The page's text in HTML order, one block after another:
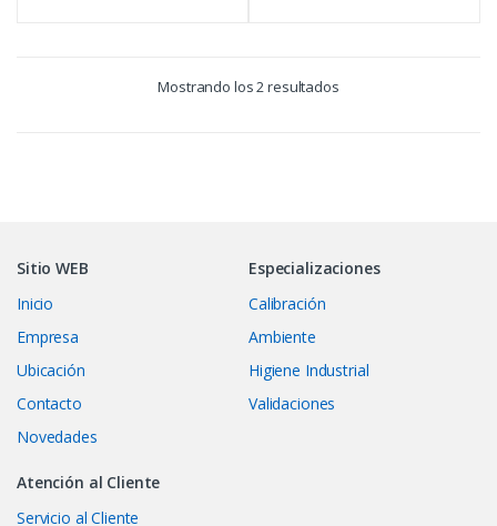
Mostrando los 2 resultados
Sitio WEB
Inicio
Empresa
Ubicación
Contacto
Novedades
Especializaciones
Calibración
Ambiente
Higiene Industrial
Validaciones
Atención al Cliente
Servicio al Cliente